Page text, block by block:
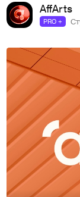
AffArts
PRO +